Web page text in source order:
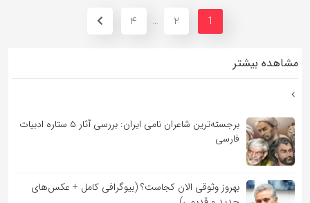
1
2
…
4
مشاهده بیشتر
برجسته‌ترین شاعران نامی ایران: بررسی آثار ۵ ستاره ادبیات
فارسی
بهروز وثوقی الان کجاست؟ (بیوگرافی کامل + عکس‌های